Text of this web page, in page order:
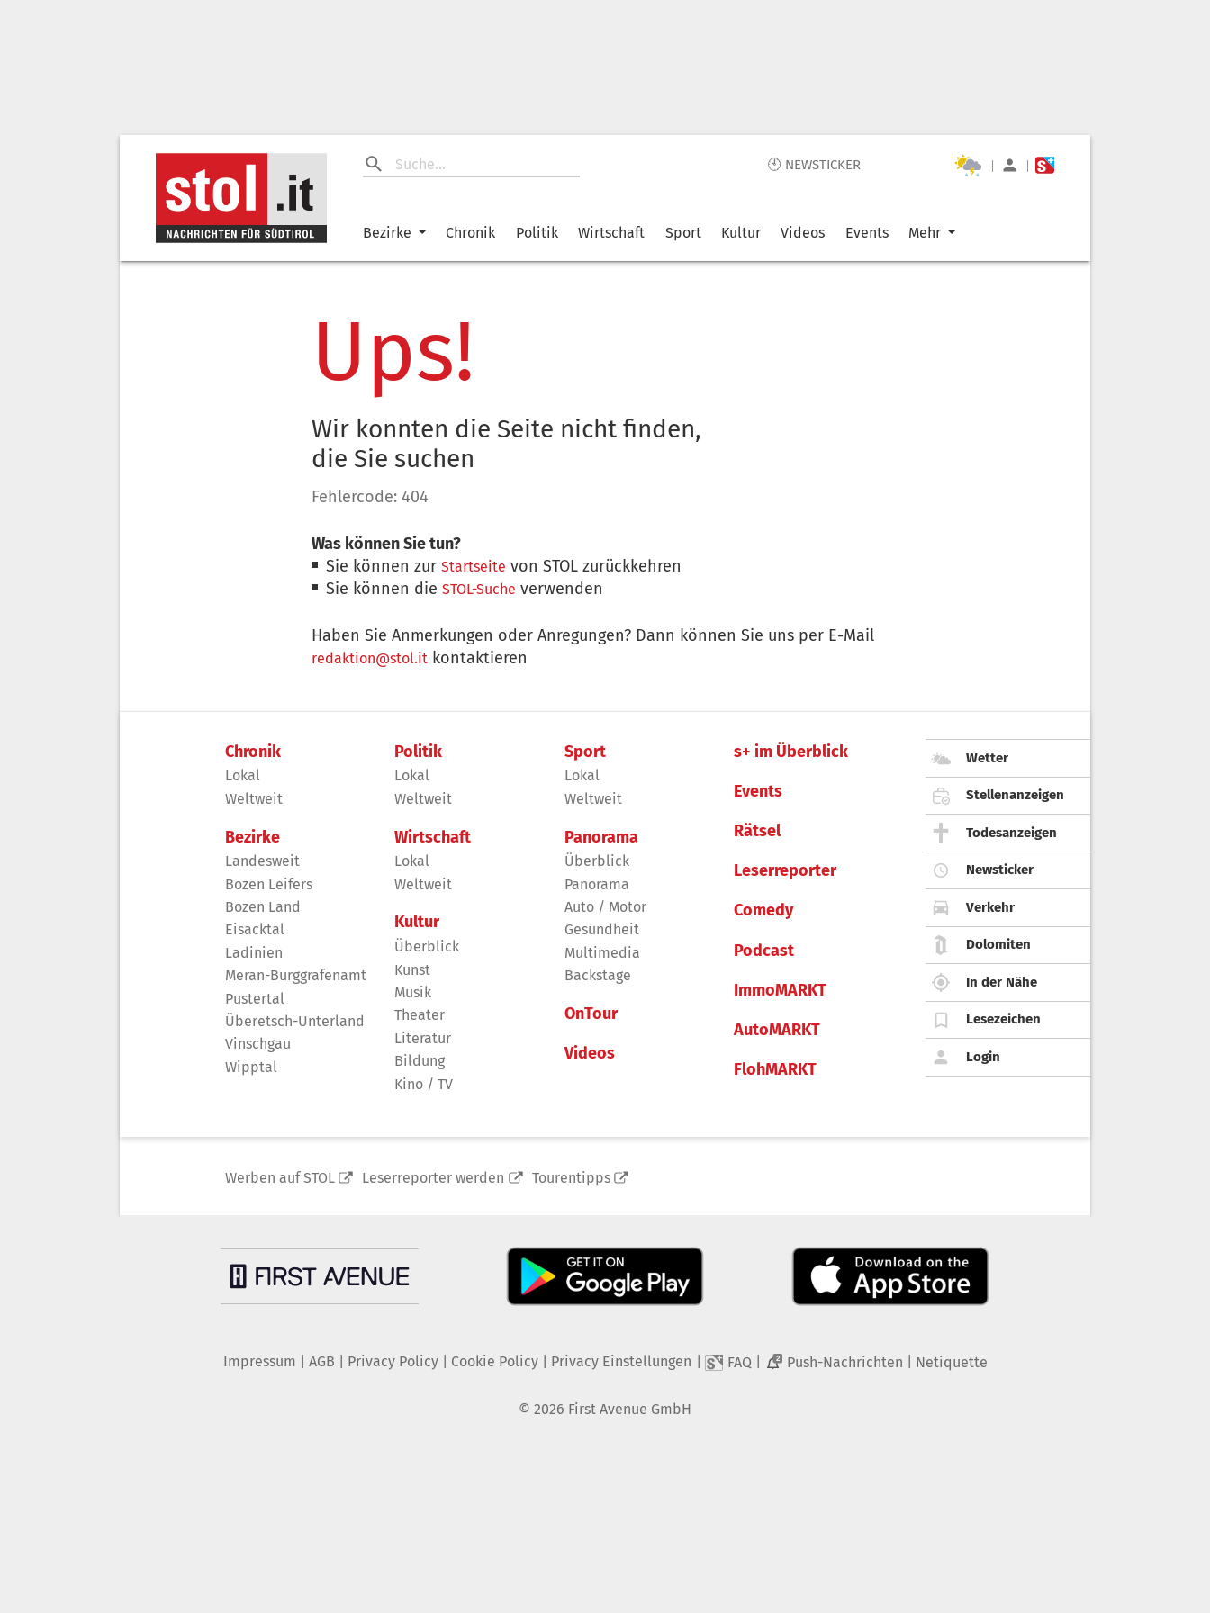
🕙 NEWSTICKER | |
Bezirke Chronik Politik Wirtschaft Sport Kultur Videos Events Mehr
Ups!
Wir konnten die Seite nicht finden,
die Sie suchen
Fehlercode: 404
Was können Sie tun?
Sie können zurStartseite von STOL zurückkehren
Sie können dieSTOL-Suche verwenden
Haben Sie Anmerkungen oder Anregungen? Dann können Sie uns per E-Mail
redaktion@stol.it kontaktieren
Chronik
Lokal
Weltweit
Bezirke
Landesweit
Bozen Leifers
Bozen Land
Eisacktal
Ladinien
Meran-Burggrafenamt
Pustertal
Überetsch-Unterland
Vinschgau
Wipptal
Politik
Lokal
Weltweit
Wirtschaft
Lokal
Weltweit
Kultur
Überblick
Kunst
Musik
Theater
Literatur
Bildung
Kino / TV
Sport
Lokal
Weltweit
Panorama
Überblick
Panorama
Auto / Motor
Gesundheit
Multimedia
Backstage
OnTour
Videos
s+ im Überblick
Events
Rätsel
Leserreporter
Comedy
Podcast
ImmoMARKT
AutoMARKT
FlohMARKT
Wetter
Stellenanzeigen
Todesanzeigen
Newsticker
Verkehr
Dolomiten
In der Nähe
Lesezeichen
Login
Werben auf STOL Leserreporter werden Tourentipps
Impressum AGB Privacy Policy| Cookie Policy| Privacy Einstellungen FAQ 2 Push-Nachrichten Netiquette
© 2026 First Avenue GmbH